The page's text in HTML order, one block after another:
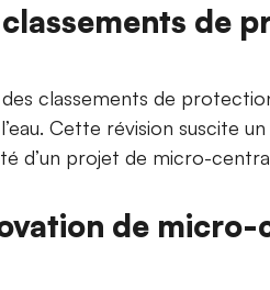
classements de
classements de
Cette révision suscite
d’un projet de micro-
de micro-